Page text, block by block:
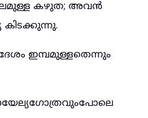
കഴുത; അവൻ
ദേശം ഇമ്പമുള്ളതെന്നും